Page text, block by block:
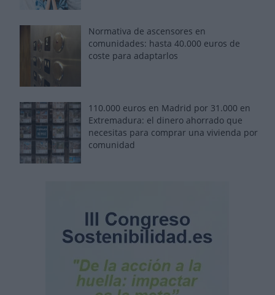
Normativa de ascensores en
comunidades: hasta 40.000 euros de
coste para adaptarlos
110.000 euros en Madrid por 31.000 en
Extremadura: el dinero ahorrado que
necesitas para comprar una vivienda por
comunidad